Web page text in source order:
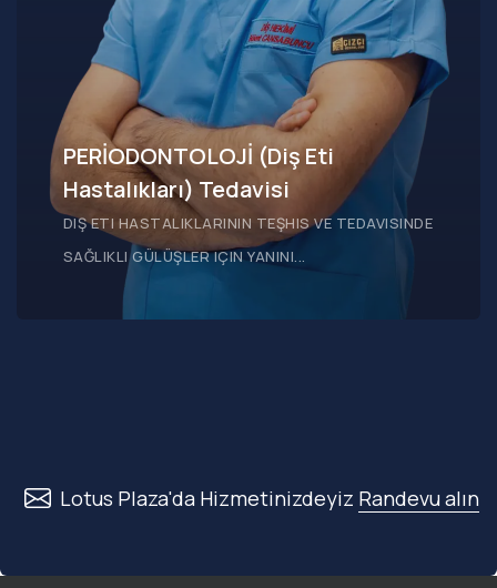
PERİODONTOLOJİ (Diş Eti
Hastalıkları) Tedavisi
DIŞ ETI HASTALIKLARININ TEŞHIS VE TEDAVISINDE
SAĞLIKLI GÜLÜŞLER IÇIN YANINI...
Lotus Plaza'da Hizmetinizdeyiz Randevu alın